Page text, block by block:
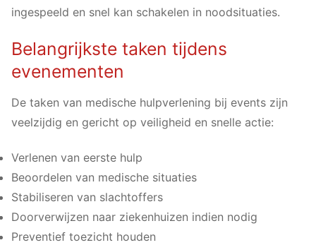
ingespeeld en snel kan schakelen in noodsituaties.
Belangrijkste taken tijdens
evenementen
De taken van medische hulpverlening bij events zijn
veelzijdig en gericht op veiligheid en snelle actie:
Verlenen van eerste hulp
Beoordelen van medische situaties
Stabiliseren van slachtoffers
Doorverwijzen naar ziekenhuizen indien nodig
Preventief toezicht houden